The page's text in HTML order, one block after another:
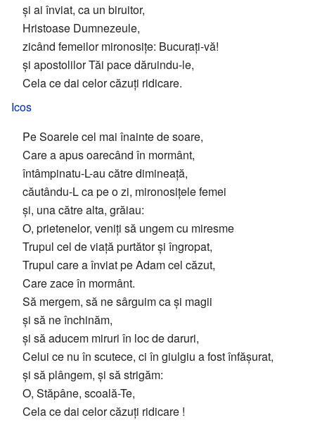
și ai înviat, ca un biruitor,
Hristoase Dumnezeule,
zicând femeilor mironosițe: Bucurați-vă!
și apostolilor Tăi pace dăruindu-le,
Cela ce dai celor căzuți ridicare.
Icos
Pe Soarele cel mai înainte de soare,
Care a apus oarecând în mormânt,
întâmpinatu-L-au către dimineață,
căutându-L ca pe o zi, mironosițele femei
și, una către alta, grăiau:
O, prietenelor, veniți să ungem cu miresme
Trupul cel de viață purtător și îngropat,
Trupul care a înviat pe Adam cel căzut,
Care zace în mormânt.
Să mergem, să ne sârguim ca și magii
și să ne închinăm,
și să aducem miruri în loc de daruri,
Celui ce nu în scutece, ci în giulgiu a fost înfășurat,
și să plângem, și să strigăm:
O, Stăpâne, scoală-Te,
Cela ce dai celor căzuți ridicare !